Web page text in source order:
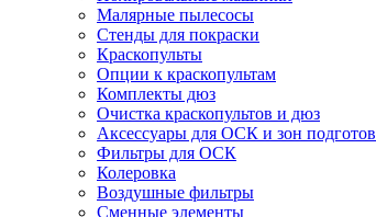
Малярные пылесосы
Стенды для покраски
Краскопульты
Опции к краскопультам
Комплекты дюз
Очистка краскопультов и дюз
Аксессуары для ОСК и зон
Фильтры для ОСК
Колеровка
Воздушные фильтры
Сменные элементы